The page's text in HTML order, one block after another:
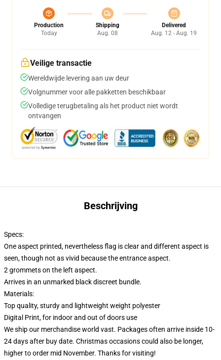
Production
Today
Shipping
Aug. 08
Delivered
Aug. 12 - Aug. 19
Veilige transactie
Wereldwijde levering aan uw deur
Volgnummer voor alle pakketten beschikbaar
Volledige terugbetaling als het product niet wordt
ontvangen
Beschrijving
Specs:
One aspect printed, nevertheless flag is clear and different aspect is
seen, though not as vivid because the entrance aspect.
2 grommets on the left aspect.
Arrives in an unmarked black discreet bundle.
Materials:
Top quality, sturdy and lightweight weight polyester
Digital Print, for indoor and out of doors use
We ship our merchandise world vast. Packages often arrive inside 10-
24 days after buy date. Christmas occasions could also be longer,
higher to order mid November. Thanks for visiting!